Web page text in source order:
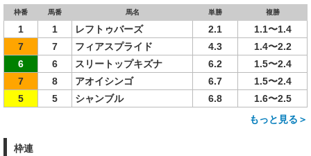
枠番 馬番 馬名 単勝 複勝
1 1 レフトゥバーズ 2.1
1.1〜1.4
7
7 フィアスプライド 4.3
1.4〜2.2
6
6 スリートップキズナ 6.2
1.5〜2.4
7
8 アオイシンゴ 6.7
1.5〜2.4
5
5 シャンブル 6.8
1.6〜2.5
もっと見る＞
枠連